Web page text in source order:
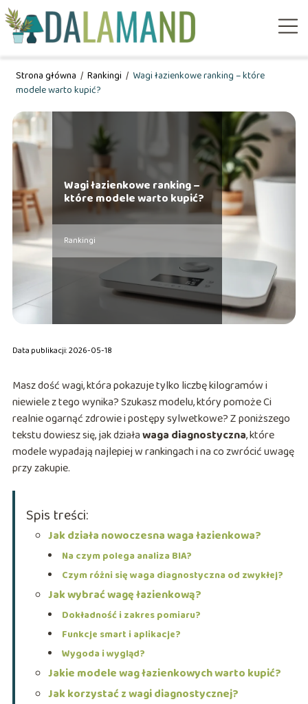
Strona główna / Rankingi / Wagi łazienkowe ranking – które
modele warto kupić?
Wagi łazienkowe ranking –
które modele warto kupić?
Rankingi
Data publikacji: 2026-05-18
Masz dość wagi, która pokazuje tylko liczbę kilogramów i
niewiele z tego wynika? Szukasz modelu, który pomoże Ci
realnie ogarnąć zdrowie i postępy sylwetkowe? Z poniższego
tekstu dowiesz się, jak działawaga diagnostyczna, które
modele wypadają najlepiej w rankingach i na co zwrócić uwagę
przy zakupie.
Spis treści:
Jak działa nowoczesna waga łazienkowa?
Na czym polega analiza BIA?
Czym różni się waga diagnostyczna od zwykłej?
Jak wybrać wagę łazienkową?
Dokładność i zakres pomiaru?
Funkcje smart i aplikacje?
Wygoda i wygląd?
Jakie modele wag łazienkowych warto kupić?
Jak korzystać z wagi diagnostycznej?